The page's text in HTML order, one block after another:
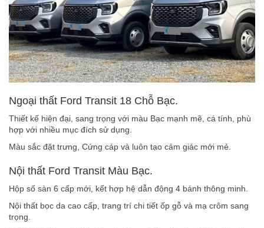
Ngoại thất Ford Transit 18 Chỗ Bạc.
Thiết kế hiện đại, sang trọng với màu Bạc mạnh mẽ, cá tính, phù
hợp với nhiều mục đích sử dụng.
Màu sắc đặt trưng, Cứng cáp và luôn tạo cảm giác mới mẻ.
Nội thất Ford Transit Màu Bạc.
Hộp số sàn 6 cấp mới, kết hợp hệ dẫn động 4 bánh thông minh.
Nội thất bọc da cao cấp, trang trí chi tiết ốp gỗ và mạ crôm sang
trọng.